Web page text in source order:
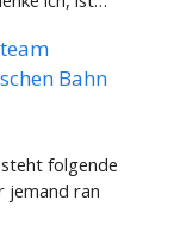
Bahn
folgende
jemand ran